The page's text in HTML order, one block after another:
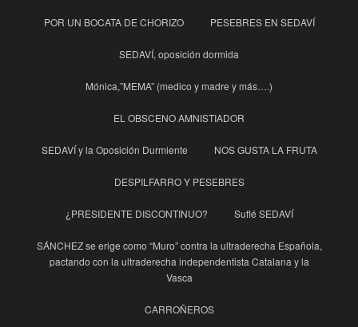
POR UN BOCATA DE CHORIZO PESEBRES EN SEDAVÍ
SEDAVÍ, oposición dormida
Mónica,”MEMA” (medico y madre y más….)
EL OBSCENO AMNISTIADOR
SEDAVÍ y la Oposición Durmiente NOS GUSTA LA FRUTA
DESPILFARRO Y PESEBRES
¿PRESIDENTE DISCONTINUO? Suflé SEDAVÍ
SÁNCHEZ se erige como “Muro” contra la ultraderecha Española,
pactando con la ultraderecha independentista Catalana y la
Vasca
CARROÑEROS